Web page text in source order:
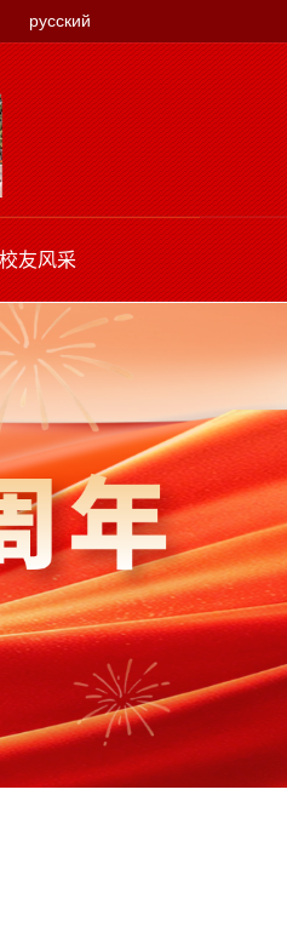
русский
友风采